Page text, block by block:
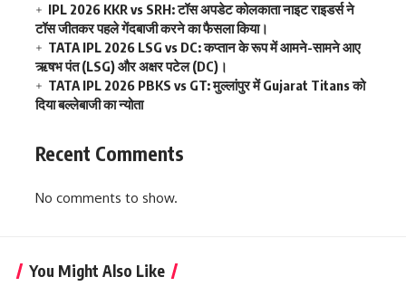
IPL 2026 KKR vs SRH: टॉस अपडेट कोलकाता नाइट राइडर्स ने
टॉस जीतकर पहले गेंदबाजी करने का फैसला किया।
TATA IPL 2026 LSG vs DC: कप्तान के रूप में आमने-सामने आए
ऋषभ पंत (LSG) और अक्षर पटेल (DC)।
TATA IPL 2026 PBKS vs GT: मुल्लांपुर में Gujarat Titans को
दिया बल्लेबाजी का न्योता
Recent Comments
No comments to show.
You Might Also Like